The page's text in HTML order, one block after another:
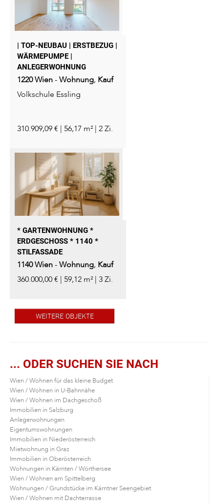
| TOP-NEUBAU | ERSTBEZUG |
WÄRMEPUMPE |
ANLEGERWOHNUNG
1220Wien-Wohnung, Kauf
Volkschule Essling
310.909,09 € | 56,17 m² | 2 Zi.
* GARTENWOHNUNG *
ERDGESCHOSS * 1140 *
STILFASSADE
1140Wien-Wohnung, Kauf
360.000,00 € | 59,12 m² | 3 Zi.
WEITERE OBJEKTE
... ODER SUCHEN SIE NACH
Wien / Wohnen für das kleine Budget
Wien / Wohnen in U-Bahnnähe
Wien / Wohnen im Dachgeschoß
Immobilien in Salzburg
Anlegerwohnungen
Eigentumswohnungen
Immobilien in Niederösterreich
Mietwohnung in Graz
Immobilien in Oberösterreich
Wohnungen in Kärnten / Wörthersee
Wien / Wohnen am Spittelberg
Wohnungen / Grundstücke im Kärntner Seengebiet
Wien / Wohnen mit Dachterrasse